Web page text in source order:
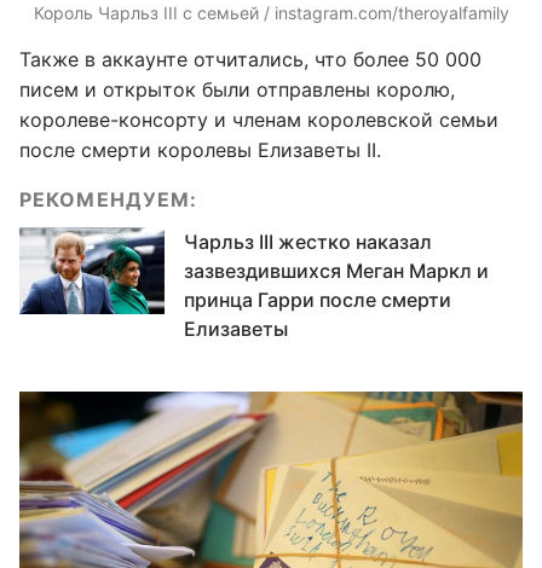
Король Чарльз III с семьей / instagram.com/theroyalfamily
Также в аккаунте отчитались, что более 50 000
писем и открыток были отправлены королю,
королеве-консорту и членам королевской семьи
после смерти королевы Елизаветы II.
РЕКОМЕНДУЕМ:
Чарльз III жестко наказал
зазвездившихся Меган Маркл и
принца Гарри после смерти
Елизаветы